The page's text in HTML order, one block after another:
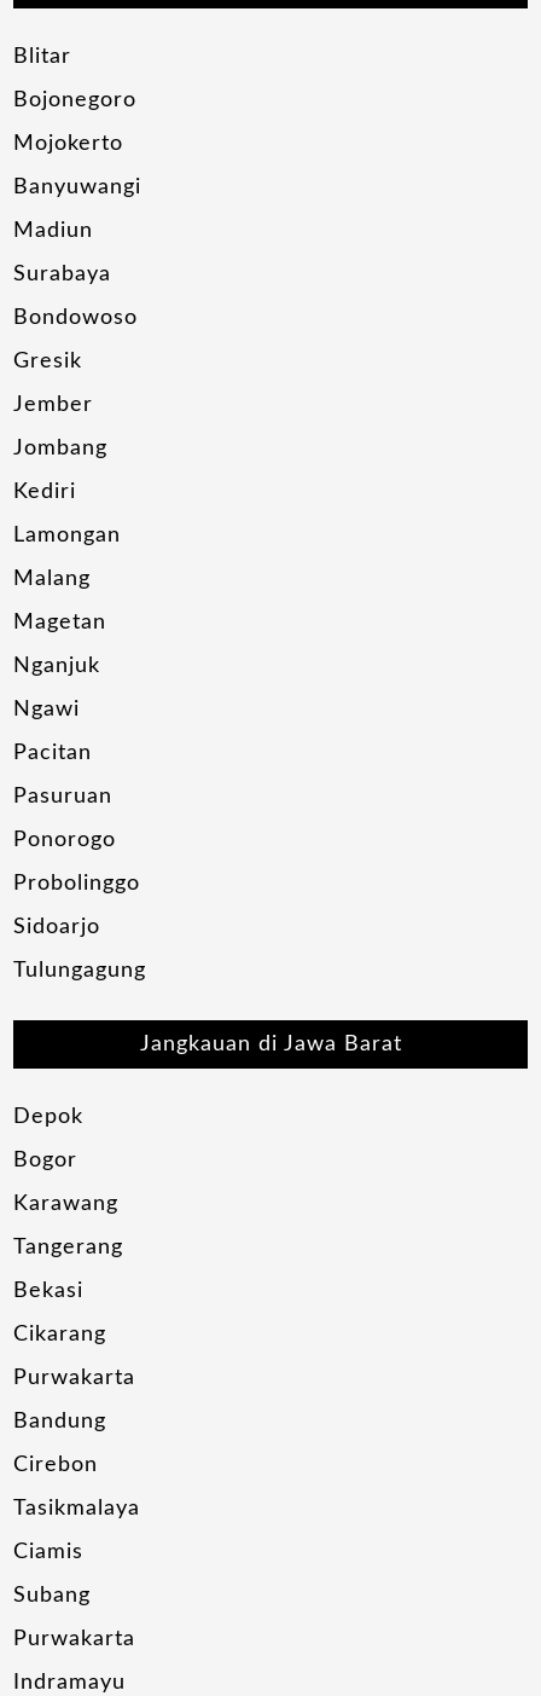
Blitar
Bojonegoro
Mojokerto
Banyuwangi
Madiun
Surabaya
Bondowoso
Gresik
Jember
Jombang
Kediri
Lamongan
Malang
Magetan
Nganjuk
Ngawi
Pacitan
Pasuruan
Ponorogo
Probolinggo
Sidoarjo
Tulungagung
Jangkauan di Jawa Barat
Depok
Bogor
Karawang
Tangerang
Bekasi
Cikarang
Purwakarta
Bandung
Cirebon
Tasikmalaya
Ciamis
Subang
Purwakarta
Indramayu